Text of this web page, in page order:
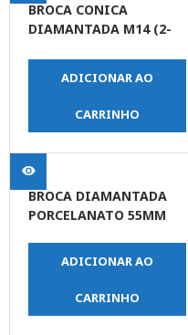
BROCA CONICA
DIAMANTADA M14 (2-
ADICIONAR AO
CARRINHO
BROCA DIAMANTADA
PORCELANATO 55MM
ADICIONAR AO
CARRINHO